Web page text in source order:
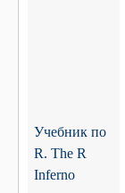
Учебник по
R. The R
Inferno